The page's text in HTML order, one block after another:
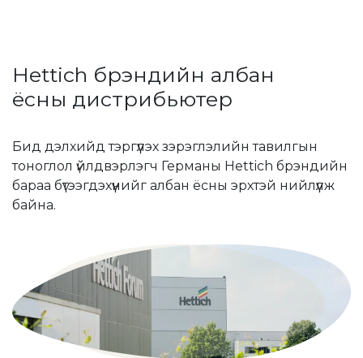
Hettich брэндийн албан
ёсны дистрибьютер
Бид дэлхийд тэргүүлэх зэрэглэлийн тавилгын
тоноглол үйлдвэрлэгч Германы Hettich брэндийн
бараа бүтээгдэхүүнийг албан ёсны эрхтэй нийлүүлж
байна.